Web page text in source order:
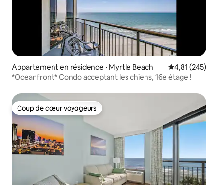
Appartement en résidence ⋅ Myrtle Beach Évaluation
4,81 (245)
*Oceanfront* Condo acceptant les chiens, 16e étage !
Coup de cœur voyageurs
Coup de cœur voyageurs